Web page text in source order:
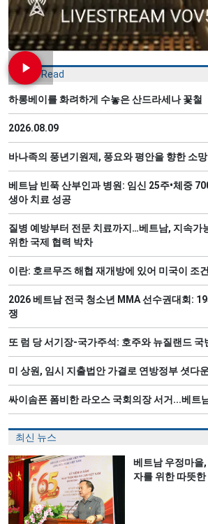
Most Read
하롱베이를 화려하게 수놓은 산드라세나 꽃철
2026.08.09
바나족의 풍년기원제, 풍요와 평안을 향한 소
베트남 빈푹 산부인과 병원: 임신 25주•체중
생아 치료 성공
질병 예방부터 전문 치료까지…베트남, 지속가
위한 국제 협력 박차
이란: 호르무즈 해협 재개방에 있어 미국이 조
2026 베트남 전국 청소년 MMA 선수권대회:
쟁
또 럼 당 서기장-국가주석: 호주와 뉴질랜드 국
미 상원, 임시 지출법안 가결로 연방정부 셧다
싸이솜폰 폼비한 라오스 국회의장 서거...베트
최신 뉴스
베트남 우정마을
자를 위한 따뜻